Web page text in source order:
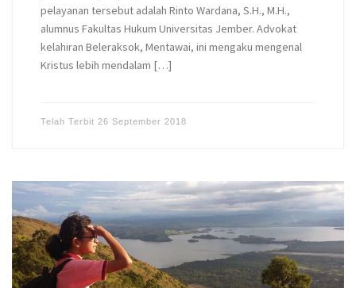
pelayanan tersebut adalah Rinto Wardana, S.H., M.H.,
alumnus Fakultas Hukum Universitas Jember. Advokat
kelahiran Beleraksok, Mentawai, ini mengaku mengenal
Kristus lebih mendalam […]
Telah Terbit 26 September 2018